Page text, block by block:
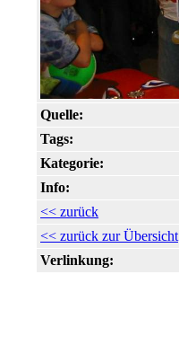
Quelle:
Tags:
Kategorie:
Info:
<< zurück
<< zurück zur Übersicht
Verlinkung: